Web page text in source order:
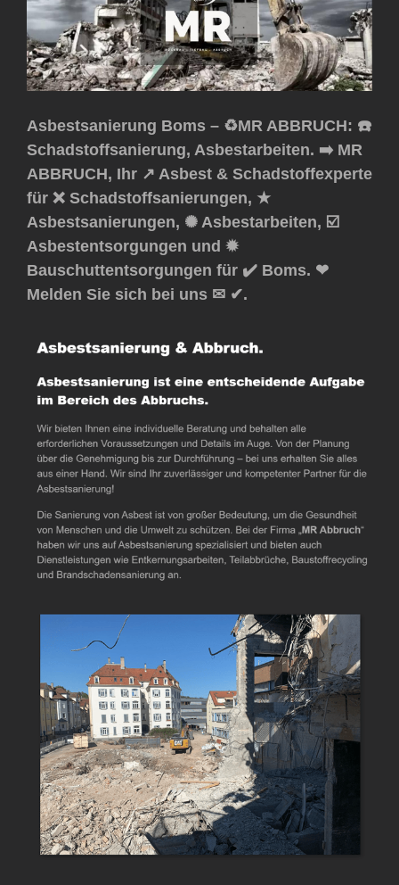
Asbestsanierung Boms – ♻️MR ABBRUCH: ☎️
Schadstoffsanierung, Asbestarbeiten. ➡️ MR
ABBRUCH, Ihr ↗️ Asbest & Schadstoffexperte
für ❌ Schadstoffsanierungen, ★
Asbestsanierungen, ✺ Asbestarbeiten, ☑️
Asbestentsorgungen und ✹
Bauschuttentsorgungen für ✔️ Boms. ❤
Melden Sie sich bei uns ✉ ✔.